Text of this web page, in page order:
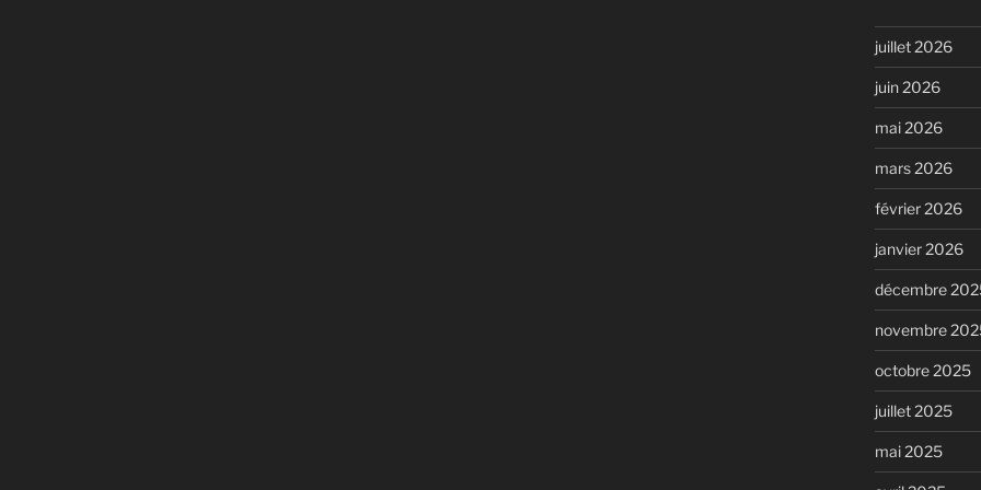
juillet 2026
juin 2026
mai 2026
mars 2026
février 2026
janvier 2026
décembre
novembre
octobre 2025
juillet 2025
mai 2025